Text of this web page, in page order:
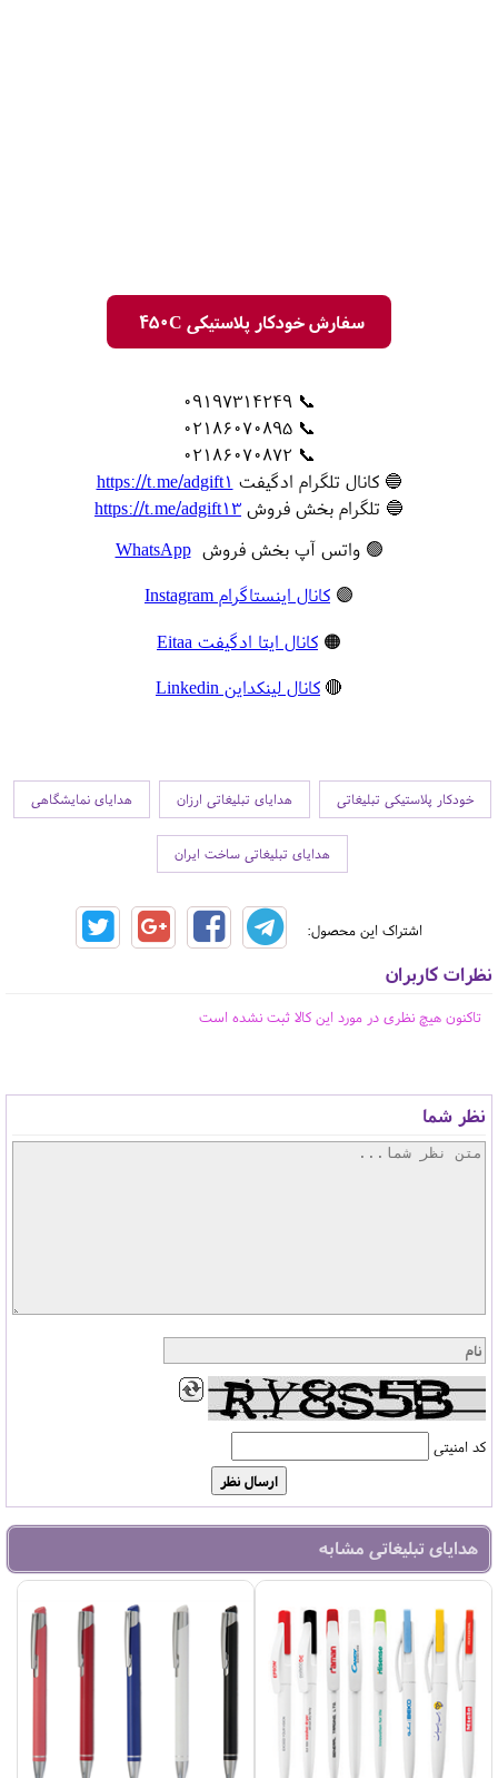
سفارش خودکار پلاستیکی 450C
📞 09197314249
📞 02186070895
📞 02186070872
🔵 کانال تلگرام ادگیفت https://t.me/adgift1
🔵 تلگرام بخش فروش https://t.me/adgift13
🟢 واتس آپ بخش فروشWhatsApp
🟣 کانال اینستاگرام Instagram
🟠 کانال ایتا ادگیفت Eitaa
🔴 کانال لینکداین Linkedin
خودکار پلاستیکی تبلیغاتی هدایای تبلیغاتی ارزان هدایای نمایشگاهی
هدایای تبلیغاتی ساخت ایران
اشتراک این محصول:
نظرات کاربران
تاکنون هیچ نظری در مورد این کالا ثبت نشده است
نظر شما
کد امنیتی
هدایای تبلیغاتی مشابه